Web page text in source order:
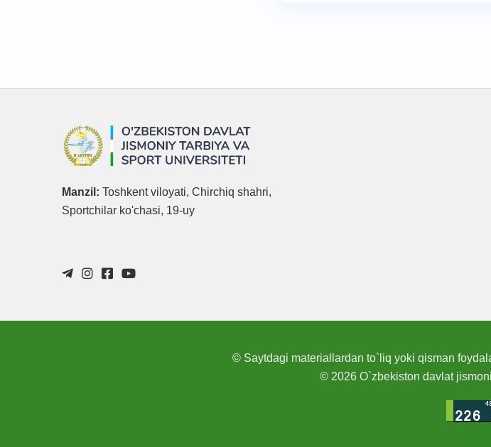
Manzil: Toshkent viloyati, Chirchiq shahri,
Sportchilar ko'chasi, 19-uy
© Saytdagi materiallardan to`liq yoki qisman
© 2026 O`zbekiston davlat